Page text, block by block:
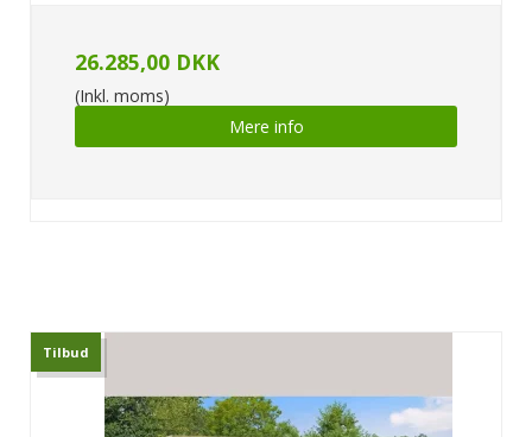
26.285,00 DKK
(Inkl. moms)
Mere info
Tilbud